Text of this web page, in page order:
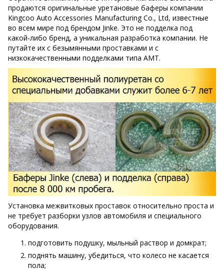
продаются оригинальные уретановые баферы компании
Kingcoo Auto Accessories Manufacturing Co., Ltd, известные
во всем мире под брендом Jinke. Это не подделка под
какой-либо бренд, а уникальная разработка компании. Не
путайте их с безымянными проставками и с
низкокачественными подделками типа AMT.
Установка межвитковых проставок относительно проста и
не требует разборки узлов автомобиля и специального
оборудования.
подготовить подушку, мыльный раствор и домкрат;
поднять машину, убедиться, что колесо не касается
пола;